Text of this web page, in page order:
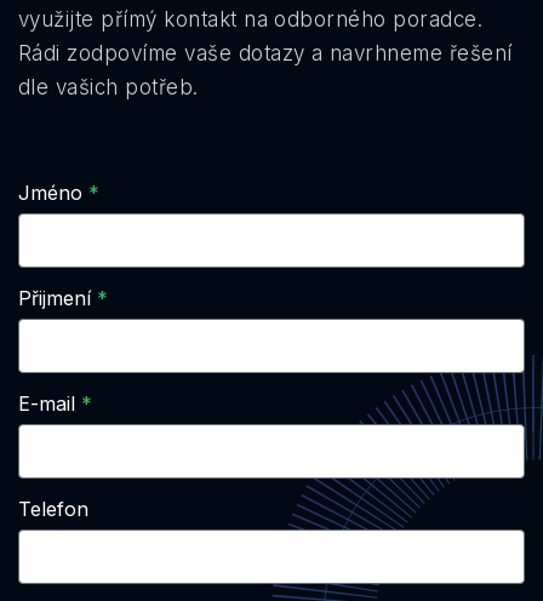
využijte přímý kontakt na odborného poradce.
Rádi zodpovíme vaše dotazy a navrhneme řešení
dle vašich potřeb.
Jméno
Přijmení
E-mail
Telefon